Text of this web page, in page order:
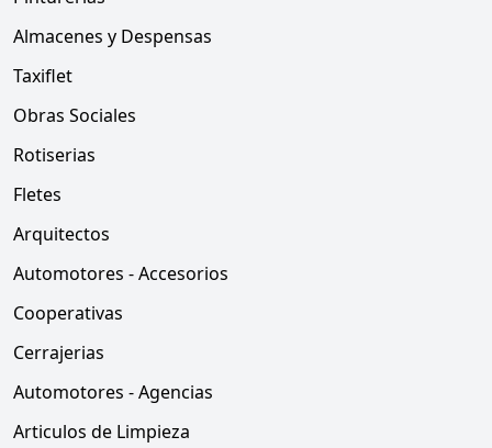
Almacenes y Despensas
Taxiflet
Obras Sociales
Rotiserias
Fletes
Arquitectos
Automotores - Accesorios
Cooperativas
Cerrajerias
Automotores - Agencias
Articulos de Limpieza